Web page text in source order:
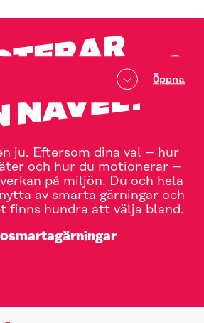
ju. Eftersom dina val – hur
och hur du motionerar –
på miljön. Du och hela
av smarta gärningar och
finns hundra att välja bland.
Innehållsförteckning Öppna